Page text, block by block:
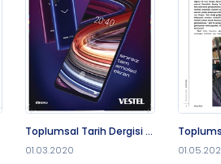
Toplumsal Tarih Dergisi -
01.03.2020